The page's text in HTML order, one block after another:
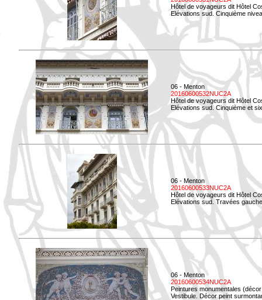
Hôtel de voyageurs dit Hôtel
Elévations sud. Cinquième
06 - Menton
20160600532NUC2A
Hôtel de voyageurs dit Hôtel
Elévations sud. Cinquième et
06 - Menton
20160600533NUC2A
Hôtel de voyageurs dit Hôtel
Elévations sud. Travées
06 - Menton
20160600534NUC2A
Peintures monumentales
Vestibule. Décor peint